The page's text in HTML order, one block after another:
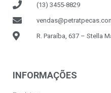
(13) 3455-8829
R. Paraíba, 637 – Stella
INFORMAÇÕES